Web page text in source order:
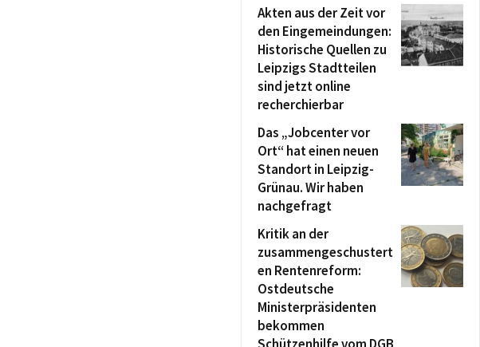
Akten aus der Zeit vor
den Eingemeindungen:
Historische Quellen zu
Leipzigs Stadtteilen
sind jetzt online
recherchierbar
Das „Jobcenter vor
Ort“ hat einen neuen
Standort in Leipzig-
Grünau. Wir haben
nachgefragt
Kritik an der
zusammengeschustert
en Rentenreform:
Ostdeutsche
Ministerpräsidenten
bekommen